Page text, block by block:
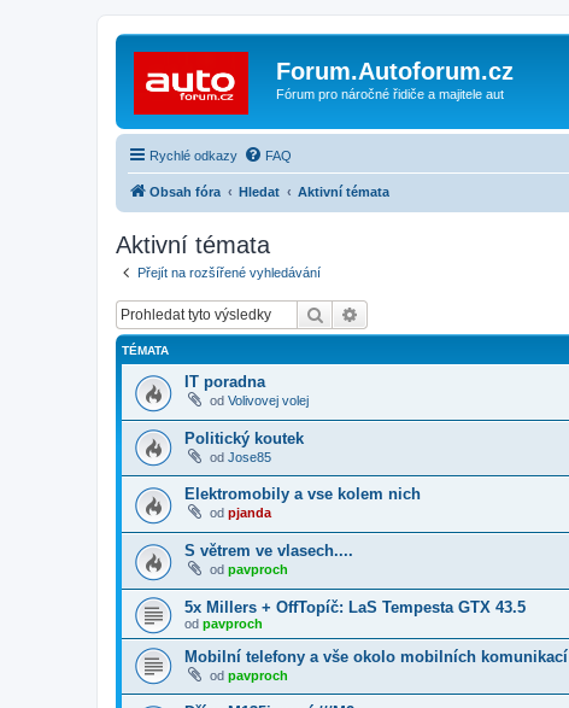
Forum.Autoforum.cz
Fórum pro náročné řidiče a majitele aut
Rychlé odkazy FAQ
Obsah fóra Hledat Aktivní témata
Aktivní témata
Přejít na rozšířené vyhledávání
Hledat
TÉMATA
IT poradna
od Volivovej volej
Politický koutek
od Jose85
Elektromobily a vse kolem nich
od pjanda
S větrem ve vlasech....
od pavproch
5x Millers + OffTopíč: LaS Tempesta GTX 43.5
od pavproch
Mobilní telefony a vše okolo mobilních komunikací
od pavproch